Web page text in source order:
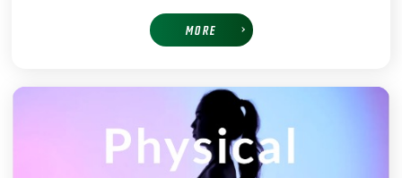
MORE